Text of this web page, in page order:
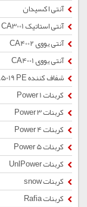
آنتی اکسیدان
آنتی استاتیک CA3001
آنتی یووی CA4002
آنتی یووی CA4001
شفاف کننده CA5019 PE
کربنات Power 1
کربنات Power 3
کربنات Power 4
کربنات Power 5
کربنات UnlPower
کربنات snow
کربنات Rafia